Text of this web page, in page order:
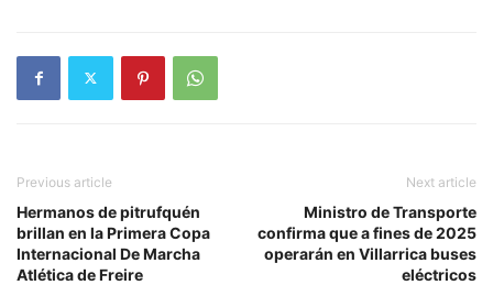
Previous article
Hermanos de pitrufquén
brillan en la Primera Copa
Internacional De Marcha
Atlética de Freire
Next article
Ministro de Transporte
confirma que a fines de 2025
operarán en Villarrica buses
eléctricos